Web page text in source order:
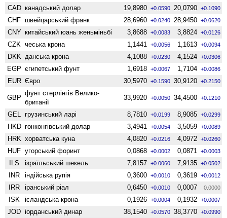
CAD канадський долар 19,8980 +0.0590 20,0790 +0.1090
CHF швейцарський франк 28,6960 +0.0240 28,9450 +0.0620
CNY китайський юань женьмiньбi 3,8688 +0.0083 3,8824 +0.0126
CZK чеська крона 1,1441 +0.0056 1,1613 +0.0094
DKK данська крона 4,1088 +0.0230 4,1524 +0.0306
EGP єгипетський фунт 1,6918 +0.0067 1,7104 +0.0086
EUR Євро 30,5970 +0.1590 30,9120 +0.2150
GBP
фунт стерлінгів Велико­
британії
33,9920 +0.0050 34,4500 +0.1210
GEL грузинський ларі 8,7810 +0.0199 8,9085 +0.0299
HKD гонконгівський долар 3,4941 +0.0054 3,5059 +0.0089
HRK хорватська куна 4,0820 +0.0216 4,0972 +0.0260
HUF угорський форинт 0,0868 +0.0002 0,0871 +0.0003
ILS ізраїльський шекель 7,8157 +0.0060 7,9135 +0.0502
INR індійська рупія 0,3600 +0.0010 0,3619 +0.0012
IRR іранський ріал 0,6450 +0.0010 0,0007 0.0000
ISK ісландська крона 0,1926 +0.0004 0,1932 +0.0007
JOD іорданський динар 38,1540 +0.0570 38,3770 +0.0990